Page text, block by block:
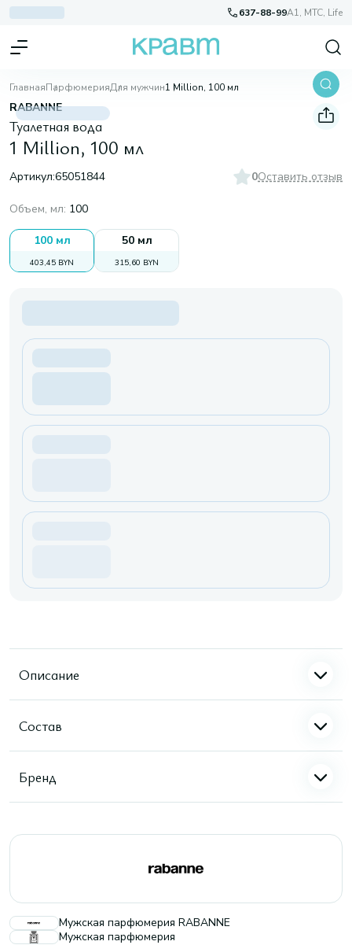
637-88-99A1, МТС, Life
ГлавнаяПарфюмерияДля мужчин1 Million, 100 мл
RABANNE
Туалетная вода
1 Million, 100 мл
Артикул:65051844 0Оставить отзыв
Объем, мл: 100
100 мл
403,45 BYN
50 мл
315,60 BYN
Описание
Состав
Бренд
Мужская парфюмерия RABANNE
Мужская парфюмерия